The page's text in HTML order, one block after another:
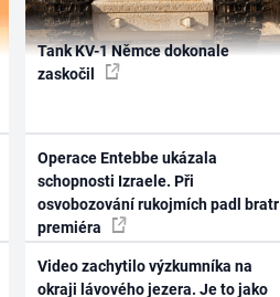
Tank KV-1 Němce dokonale
zaskočil
Operace Entebbe ukázala
schopnosti Izraele. Při
osvobozování rukojmích padl bratr
premiéra
Video zachytilo výzkumníka na
okraji lávového jezera. Je to jako